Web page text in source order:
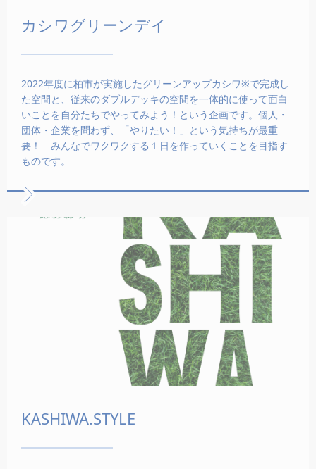
カシワグリーンデイ
2022年度に柏市が実施したグリーンアップカシワ※で完成し
た空間と、従来のダブルデッキの空間を一体的に使って面白
いことを自分たちでやってみよう！という企画です。個人・
団体・企業を問わず、「やりたい！」という気持ちが最重
要！ みんなでワクワクする１日を作っていくことを目指す
ものです。
KASHIWA.STYLE